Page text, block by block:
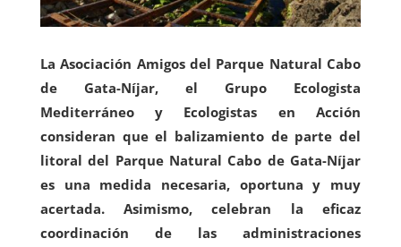
La Asociación Amigos del Parque Natural Cabo
de Gata-Níjar, el Grupo Ecologista
Mediterráneo y Ecologistas en Acción
consideran que el balizamiento de parte del
litoral del Parque Natural Cabo de Gata-Níjar
es una medida necesaria, oportuna y muy
acertada. Asimismo, celebran la eficaz
coordinación de las administraciones